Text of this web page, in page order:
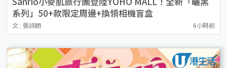
系列」50+款限定周邊+換領相機盲盒
文 : 張詩朗 6小時前